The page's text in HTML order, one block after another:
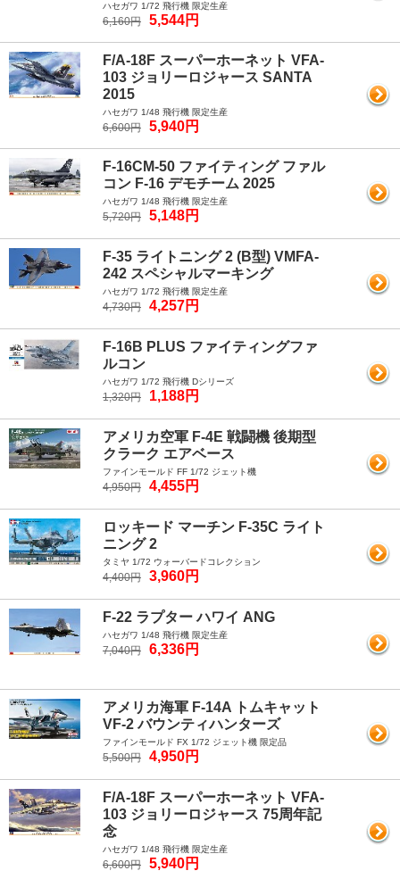
ハセガワ 1/72 飛行機 限定生産
6,160円 5,544円
F/A-18F スーパーホーネット VFA-
103 ジョリーロジャース SANTA
2015
ハセガワ 1/48 飛行機 限定生産
6,600円 5,940円
F-16CM-50 ファイティング ファル
コン F-16 デモチーム 2025
ハセガワ 1/48 飛行機 限定生産
5,720円 5,148円
F-35 ライトニング 2 (B型) VMFA-
242 スペシャルマーキング
ハセガワ 1/72 飛行機 限定生産
4,730円 4,257円
F-16B PLUS ファイティングファ
ルコン
ハセガワ 1/72 飛行機 Dシリーズ
1,320円 1,188円
アメリカ空軍 F-4E 戦闘機 後期型
クラーク エアベース
ファインモールド FF 1/72 ジェット機
4,950円 4,455円
ロッキード マーチン F-35C ライト
ニング 2
タミヤ 1/72 ウォーバードコレクション
4,400円 3,960円
F-22 ラプター ハワイ ANG
ハセガワ 1/48 飛行機 限定生産
7,040円 6,336円
アメリカ海軍 F-14A トムキャット
VF-2 バウンティハンターズ
ファインモールド FX 1/72 ジェット機 限定品
5,500円 4,950円
F/A-18F スーパーホーネット VFA-
103 ジョリーロジャース 75周年記
念
ハセガワ 1/48 飛行機 限定生産
6,600円 5,940円